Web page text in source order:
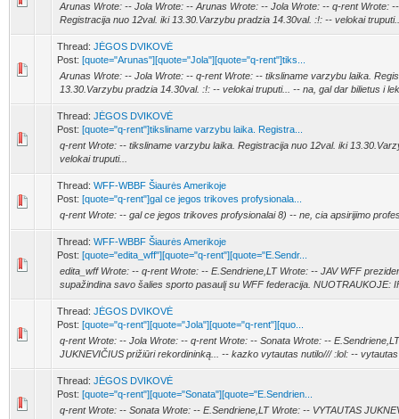
Arunas Wrote: -- Jola Wrote: -- Arunas Wrote: -- Jola Wrote: -- q-rent Wrote:
Registracija nuo 12val. iki 13.30.Varzybu pradzia 14.30val. :!: -- velokai
Thread: JĖGOS DVIKOVĖ
Post: [quote="Arunas"][quote="Jola"][quote="q-rent"]tiks...
Arunas Wrote: -- Jola Wrote: -- q-rent Wrote: -- tiksliname varzybu laika.
13.30.Varzybu pradzia 14.30val. :!: -- velokai truputi... -- na, gal dar bilietus i
Thread: JĖGOS DVIKOVĖ
Post: [quote="q-rent"]tiksliname varzybu laika. Registra...
q-rent Wrote: -- tiksliname varzybu laika. Registracija nuo 12val. iki
velokai truputi...
Thread: WFF-WBBF Šiaurės Amerikoje
Post: [quote="q-rent"]gal ce jegos trikoves profysionala...
q-rent Wrote: -- gal ce jegos trikoves profysionalai 8) -- ne, cia apsirijimo
Thread: WFF-WBBF Šiaurės Amerikoje
Post: [quote="edita_wff"][quote="q-rent"][quote="E.Sendr...
edita_wff Wrote: -- q-rent Wrote: -- E.Sendriene,LT Wrote: -- JAV WFF
supažindina savo šalies sporto pasaulį su WFF federacija. NUOTRAUKOJE:
Thread: JĖGOS DVIKOVĖ
Post: [quote="q-rent"][quote="Jola"][quote="q-rent"][quo...
q-rent Wrote: -- Jola Wrote: -- q-rent Wrote: -- Sonata Wrote: --
JUKNEVIČIUS prižiūri rekordininką... -- kazko vytautas nutilo/// :lol: --
Thread: JĖGOS DVIKOVĖ
Post: [quote="q-rent"][quote="Sonata"][quote="E.Sendrien...
q-rent Wrote: -- Sonata Wrote: -- E.Sendriene,LT Wrote: -- VYTAUTAS